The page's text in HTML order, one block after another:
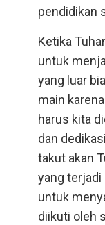
pendidikan
Ketika
untuk
yang luar
main
harus kita
dan
takut akan
yang terjadi
untuk
diikuti oleh